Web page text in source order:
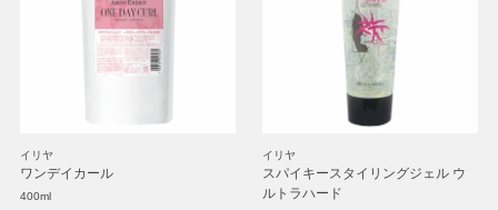
イリヤ
ワンデイカール
400ml
イリヤ
スパイキースタイリングジェル ウ
ルトラハード